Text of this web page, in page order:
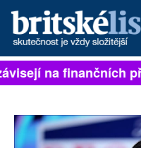
PŘIHLÁSIT
ARCHIV
na finančních